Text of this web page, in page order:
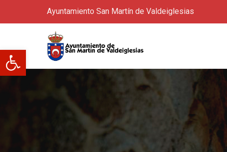
Abrir barra de herramientas
Ayuntamiento San Martín de Valdeiglesias